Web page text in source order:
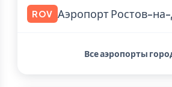
ROV Аэропорт Ростов-
Все аэропорты